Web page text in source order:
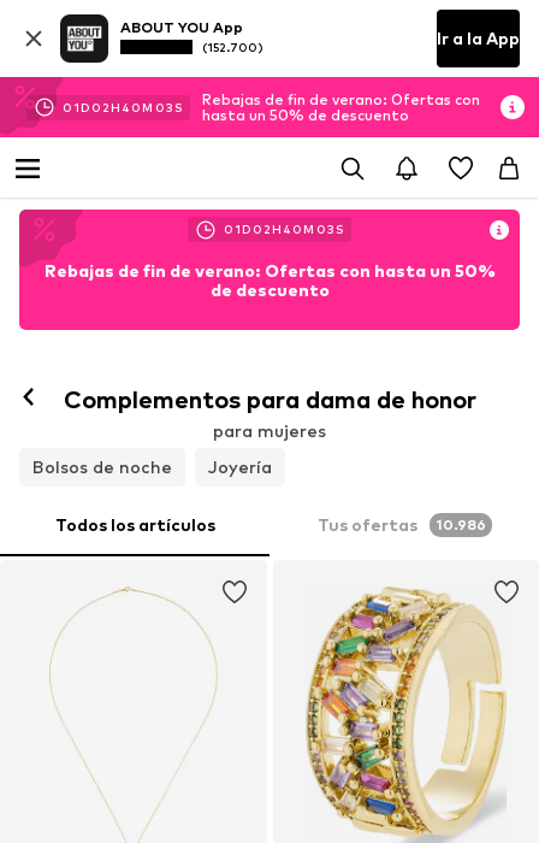
ABOUT YOU App
(152.700) Ir a la App
01D 02H 40M 02 S
Rebajas de fin de verano: Ofertas con
hasta un 50% de descuento
01D 02H 40M 02 S
Rebajas de fin de verano: Ofertas con hasta un 50%
de descuento
Complementos para dama de honor
para mujeres
Bolsos de noche
Joyería
Todos los artículos Tus ofertas 10.986